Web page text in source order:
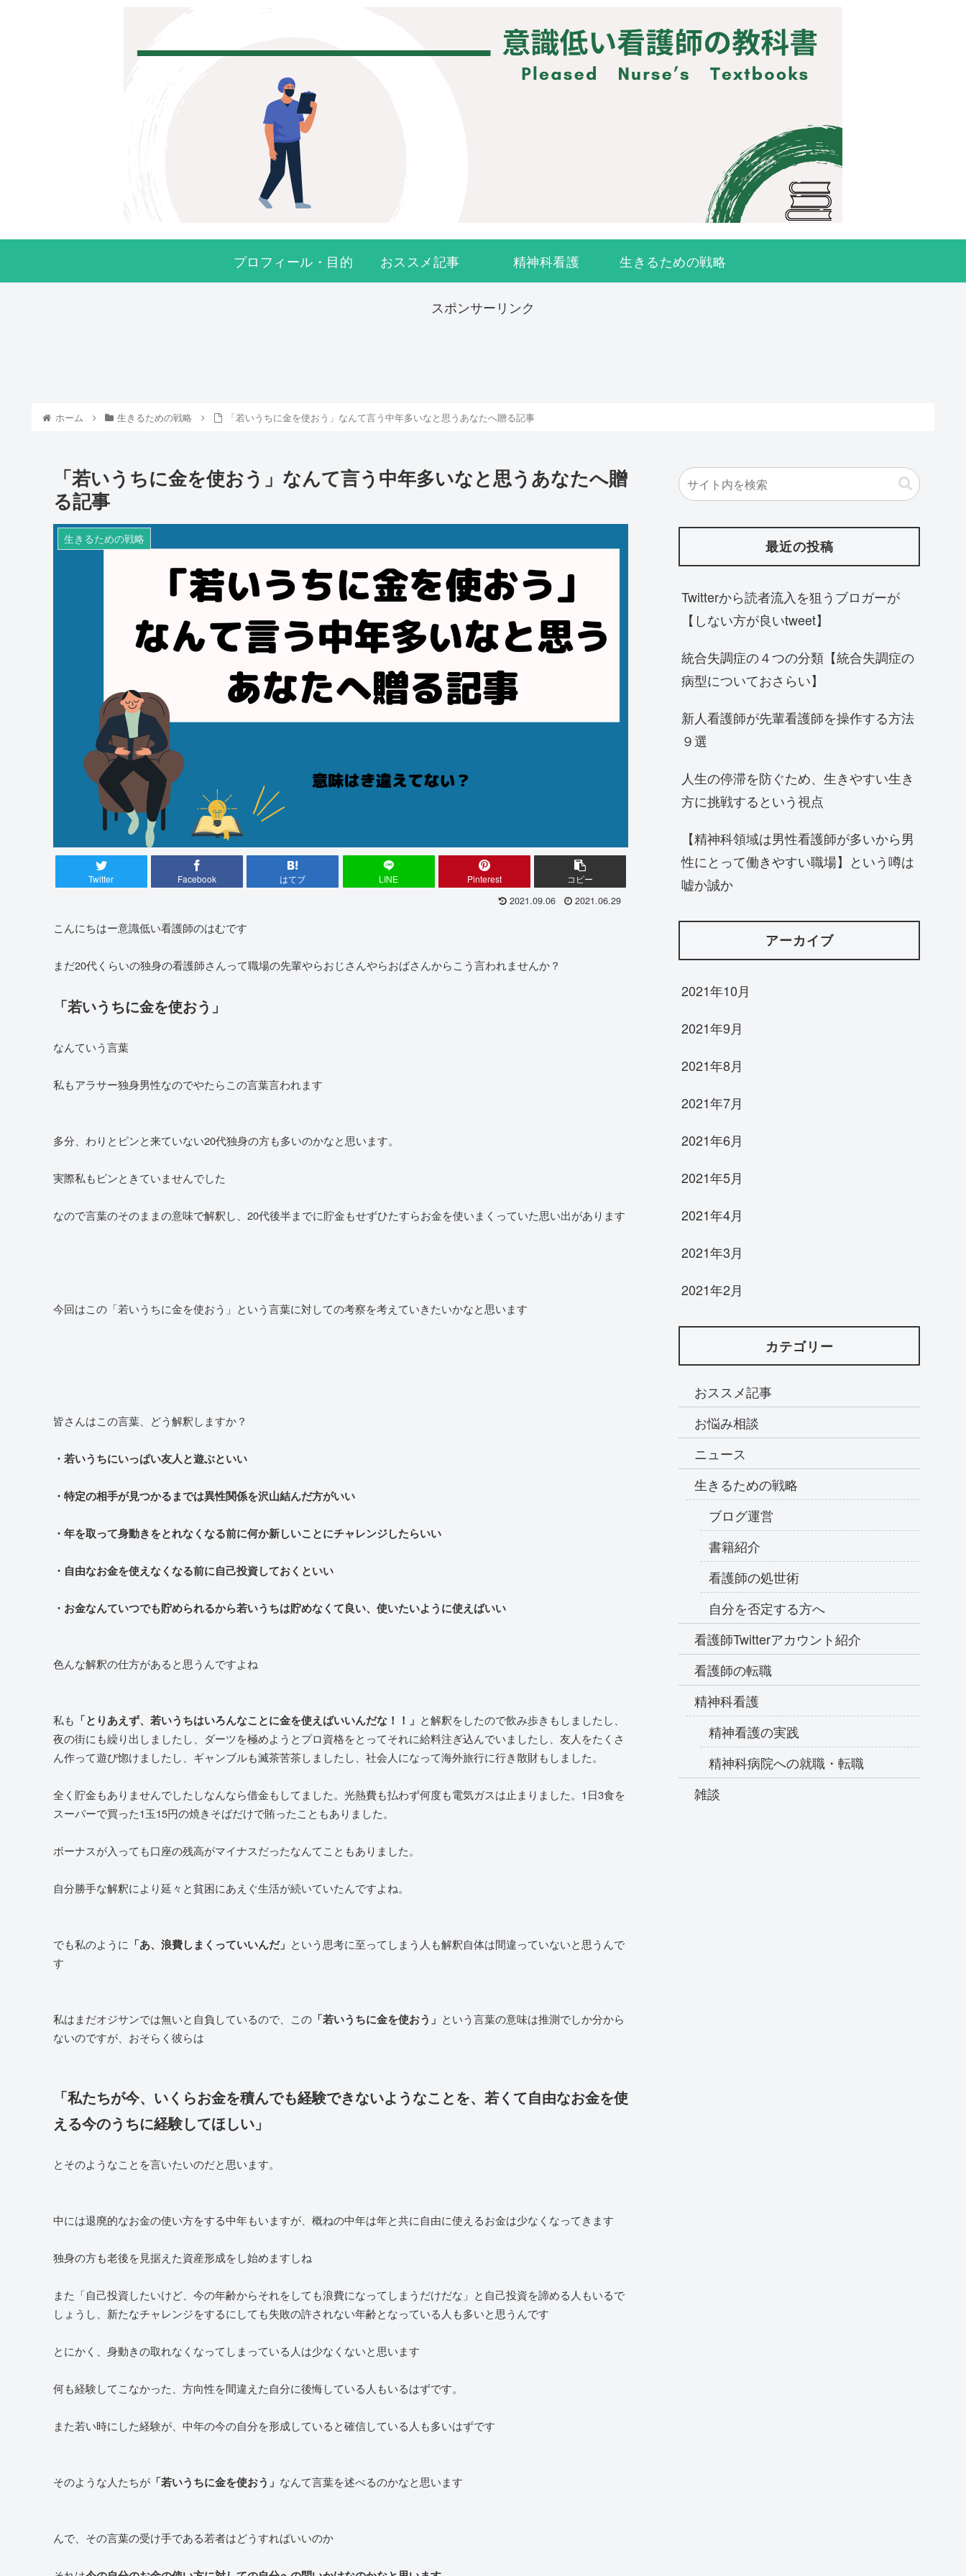
プロフィール・目的 おススメ記事 精神科看護 生きるための戦略
スポンサーリンク
ホーム 生きるための戦略 「若いうちに金を使おう」なんて言う中年多いなと思うあなたへ贈る記事
「若いうちに金を使おう」なんて言う中年多いなと思うあなたへ贈
る記事
生きるための戦略
Twitter Facebook はてブ LINE Pinterest コピー
2021.09.06 2021.06.29
こんにちはー意識低い看護師のはむです
まだ20代くらいの独身の看護師さんって職場の先輩やらおじさんやらおばさんからこう言われませんか？
「若いうちに金を使おう」
なんていう言葉
私もアラサー独身男性なのでやたらこの言葉言われます
多分、わりとピンと来ていない20代独身の方も多いのかなと思います。
実際私もピンときていませんでした
なので言葉のそのままの意味で解釈し、20代後半までに貯金もせずひたすらお金を使いまくっていた思い出があります
今回はこの「若いうちに金を使おう」という言葉に対しての考察を考えていきたいかなと思います
皆さんはこの言葉、どう解釈しますか？
・若いうちにいっぱい友人と遊ぶといい
・特定の相手が見つかるまでは異性関係を沢山結んだ方がいい
・年を取って身動きをとれなくなる前に何か新しいことにチャレンジしたらいい
・自由なお金を使えなくなる前に自己投資しておくといい
・お金なんていつでも貯められるから若いうちは貯めなくて良い、使いたいように使えばいい
色んな解釈の仕方があると思うんですよね
私も 「とりあえず、若いうちはいろんなことに金を使えばいいんだな！！」 と解釈をしたので飲み歩きもしましたし、
夜の街にも繰り出しましたし、ダーツを極めようとプロ資格をとってそれに給料注ぎ込んでいましたし、友人をたくさ
ん作って遊び惚けましたし、ギャンブルも滅茶苦茶しましたし、社会人になって海外旅行に行き散財もしました。
全く貯金もありませんでしたしなんなら借金もしてました。光熱費も払わず何度も電気ガスは止まりました。1日3食を
スーパーで買った1玉15円の焼きそばだけで賄ったこともありました。
ボーナスが入っても口座の残高がマイナスだったなんてこともありました。
自分勝手な解釈により延々と貧困にあえぐ生活が続いていたんですよね。
でも私のように 「あ、浪費しまくっていいんだ」 という思考に至ってしまう人も解釈自体は間違っていないと思うんで
す
私はまだオジサンでは無いと自負しているので、この 「若いうちに金を使おう」 という言葉の意味は推測でしか分から
ないのですが、おそらく彼らは
「私たちが今、いくらお金を積んでも経験できないようなことを、若くて自由なお金を使
える今のうちに経験してほしい」
とそのようなことを言いたいのだと思います。
中には退廃的なお金の使い方をする中年もいますが、概ねの中年は年と共に自由に使えるお金は少なくなってきます
独身の方も老後を見据えた資産形成をし始めますしね
また「自己投資したいけど、今の年齢からそれをしても浪費になってしまうだけだな」と自己投資を諦める人もいるで
しょうし、新たなチャレンジをするにしても失敗の許されない年齢となっている人も多いと思うんです
とにかく、身動きの取れなくなってしまっている人は少なくないと思います
何も経験してこなかった、方向性を間違えた自分に後悔している人もいるはずです。
また若い時にした経験が、中年の今の自分を形成していると確信している人も多いはずです
そのような人たちが 「若いうちに金を使おう」 なんて言葉を述べるのかなと思います
んで、その言葉の受け手である若者はどうすればいいのか
最近の投稿
Twitterから読者流入を狙うブロガーが
【しない方が良いtweet】
統合失調症の４つの分類【統合失調症の
病型についておさらい】
新人看護師が先輩看護師を操作する方法
９選
人生の停滞を防ぐため、生きやすい生き
方に挑戦するという視点
【精神科領域は男性看護師が多いから男
性にとって働きやすい職場】という噂は
嘘か誠か
アーカイブ
2021年10月
2021年9月
2021年8月
2021年7月
2021年6月
2021年5月
2021年4月
2021年3月
2021年2月
カテゴリー
おススメ記事
お悩み相談
ニュース
生きるための戦略
ブログ運営
書籍紹介
看護師の処世術
自分を否定する方へ
看護師Twitterアカウント紹介
看護師の転職
精神科看護
精神看護の実践
精神科病院への就職・転職
雑談